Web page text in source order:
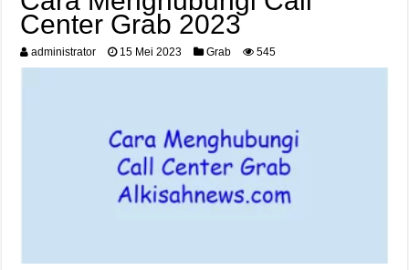
Center Grab 2023
administrator 15 Mei 2023 Grab 545